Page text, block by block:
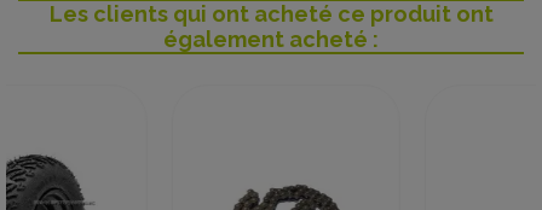
Les clients qui ont acheté ce produit ont
également acheté :